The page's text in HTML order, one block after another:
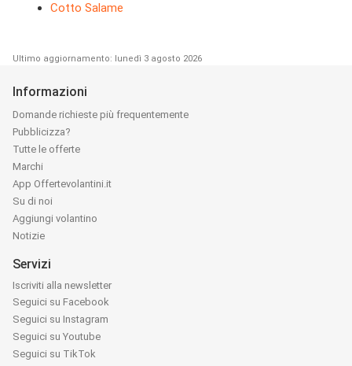
Cotto Salame
Ultimo aggiornamento: lunedì 3 agosto 2026
Informazioni
Domande richieste più frequentemente
Pubblicizza?
Tutte le offerte
Marchi
App Offertevolantini.it
Su di noi
Aggiungi volantino
Notizie
Servizi
Iscriviti alla newsletter
Seguici su Facebook
Seguici su Instagram
Seguici su Youtube
Seguici su TikTok